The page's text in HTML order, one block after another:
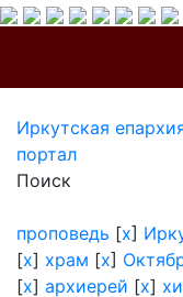
Иркутская
портал
Поиск
проповедь [x]
[x] храм [x]
[x] архиерей [x]